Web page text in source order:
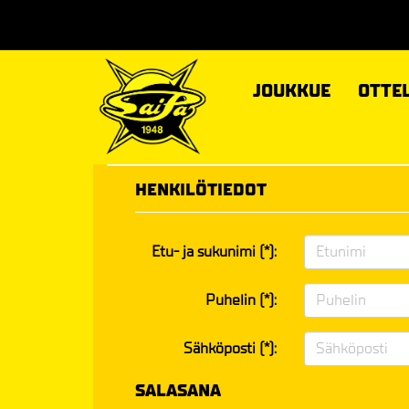
JOUKKUE
HENKILÖTIEDOT
Etu- ja sukunimi (*):
Puhelin (*):
Sähköposti (*):
SALASANA